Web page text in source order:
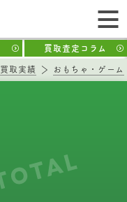
買取査定コラム
買取実績 おもちゃ・ゲーム